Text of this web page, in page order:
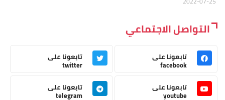
التواصل الاجتماعي
تابعونا على
facebook
تابعونا على
twitter
تابعونا على
youtube
تابعونا على
telegram